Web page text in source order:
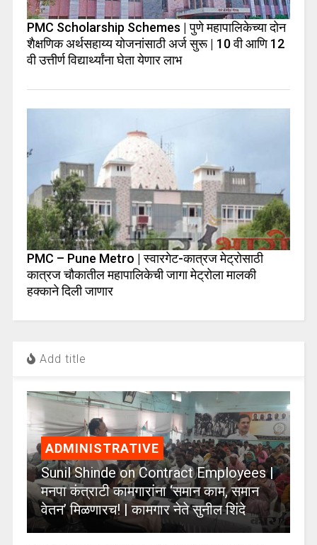
PMC Scholarship Schemes | पुणे महापालिकेच्या दोन
शैक्षणिक अर्थसहाय्य योजनांसाठी अर्ज सुरू | 10 वी आणि 12
वी उत्तीर्ण विद्यार्थ्यांना घेता येणार लाभ
PMC – Pune Metro | स्वारगेट-कात्रज मेट्रोसाठी
कात्रज चौकातील महापालिकेची जागा मेट्रोला मालकी
हक्काने दिली जाणार
Add title
ADMINISTRATIVE
Sunil Shinde on Contract Employees |
मनपा कंत्राटी कामगारांना ‘समान काम, समान
वेतन’ मिळणारच! | कामगार नेते सुनील शिंदे